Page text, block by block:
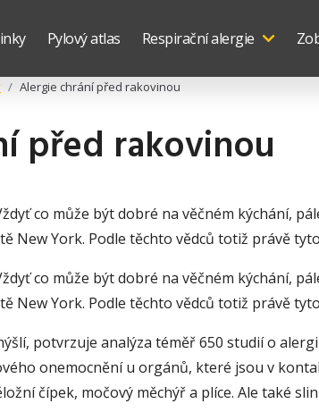
Pylový atlas Respirační alergie
Alergie chrání před rakovinou
před rakovinou
co může být dobré na věčném kýchání,
New York. Podle těchto vědců totiž právě
co může být dobré na věčném kýchání,
New York. Podle těchto vědců totiž právě
potvrzuje analýza téměř 650 studií o
onemocnění u orgánů, které jsou v
čípek, močový měchýř a plíce. Ale také